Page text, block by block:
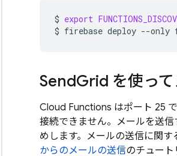
$ export
$ firebase deploy --only
SendGrid を使っ
Cloud Functions はポート 25
接続できません。メールを送信
めします。メールの送信に関
からのメールの送信のチュート